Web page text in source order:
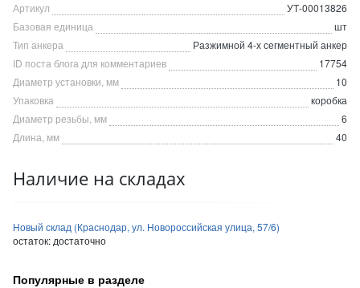
Артикул
УТ-00013826
Базовая единица
шт
Тип анкера
Разжимной 4-х сегментный анкер
ID поста блога для комментариев
17754
Диаметр установки, мм
10
Упаковка
коробка
Диаметр резьбы, мм
6
Длина, мм
40
Наличие на складах
Новый склад (Краснодар, ул. Новороссийская улица, 57/6)
остаток: достаточно
Популярные в разделе